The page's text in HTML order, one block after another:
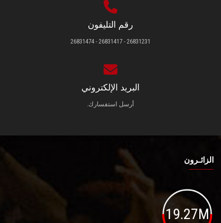
رقم التليفون
26831231 - 26831417 - 26831474
البريد الإلكتروني
أرسل استفسارك.
الزائـرون
19.27M